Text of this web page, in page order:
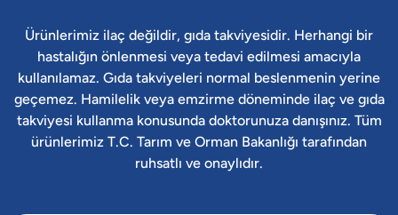
Ürünlerimiz ilaç değildir, gıda takviyesidir. Herhangi bir
hastalığın önlenmesi veya tedavi edilmesi amacıyla
kullanılamaz. Gıda takviyeleri normal beslenmenin yerine
geçemez. Hamilelik veya emzirme döneminde ilaç ve gıda
takviyesi kullanma konusunda doktorunuza danışınız. Tüm
ürünlerimiz T.C. Tarım ve Orman Bakanlığı tarafından
ruhsatlı ve onaylıdır.